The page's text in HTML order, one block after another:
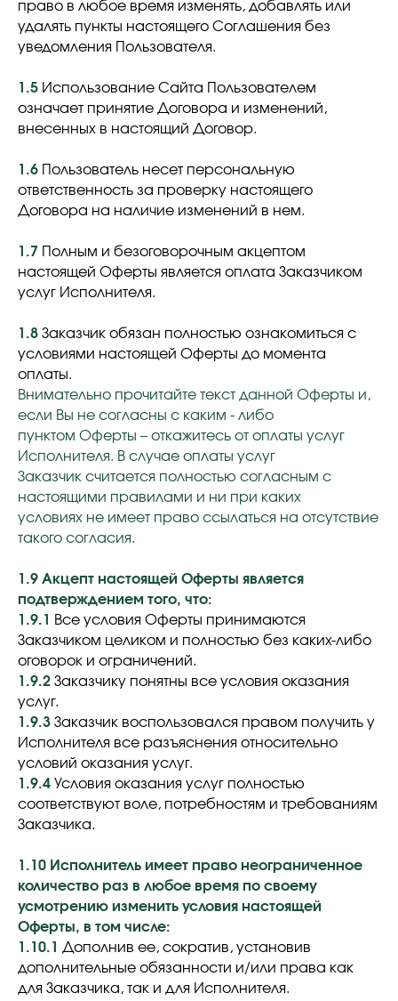
право в любое время изменять, добавлять или
удалять пункты настоящего Соглашения без
уведомления Пользователя.
1.5 Использование Сайта Пользователем
означает принятие Договора и изменений,
внесенных в настоящий Договор.
1.6 Пользователь несет персональную
ответственность за проверку настоящего
Договора на наличие изменений в нем.
1.7 Полным и безоговорочным акцептом
настоящей Оферты является оплата Заказчиком
услуг Исполнителя.
1.8 Заказчик обязан полностью ознакомиться с
условиями настоящей Оферты до момента
оплаты.
Внимательно прочитайте текст данной Оферты и,
если Вы не согласны с каким - либо
пунктом Оферты – откажитесь от оплаты услуг
Исполнителя. В случае оплаты услуг
Заказчик считается полностью согласным с
настоящими правилами и ни при каких
условиях не имеет право ссылаться на отсутствие
такого согласия.
1.9 Акцепт настоящей Оферты является
подтверждением того, что:
1.9.1
Все условия Оферты принимаются
Заказчиком целиком и полностью без каких-либо
оговорок и ограничений.
1.9.2 Заказчику понятны все условия оказания
услуг.
1.9.3 Заказчик воспользовался правом получить у
Исполнителя все разъяснения относительно
условий оказания услуг.
1.9.4 Условия оказания услуг полностью
соответствуют воле, потребностям и требованиям
Заказчика.
1.10 Исполнитель имеет право неограниченное
количество раз в любое время по своему
усмотрению изменить условия настоящей
Оферты, в том числе:
1.10.1
Дополнив ее, сократив, установив
дополнительные обязанности и/или права как
для Заказчика, так и для Исполнителя.